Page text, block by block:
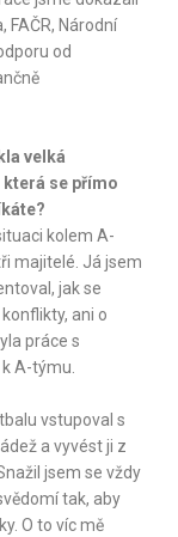
Národní
od
velká
se přímo
kolem A-
majitelé. Já jsem
jak se
ani o
práce s
A-týmu.
vstupoval s
a vyvést ji z
jsem se vždy
tak, aby
O to víc mě